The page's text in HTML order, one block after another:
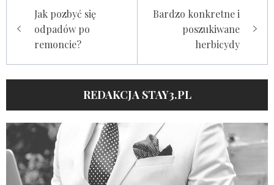
wpisuJak pozbyć się
odpadów po
remoncie?
Bardzo konkretne i
poszukiwane
herbicydy
REDAKCJA STAY3.PL